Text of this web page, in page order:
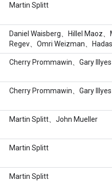
Martin Splitt
Daniel Waisberg、Hillel Maoz
Regev、Omri Weizman、
Cherry Prommawin、Gary Illyes
Cherry Prommawin、Gary Illyes
Martin Splitt、John Mueller
Martin Splitt
Martin Splitt